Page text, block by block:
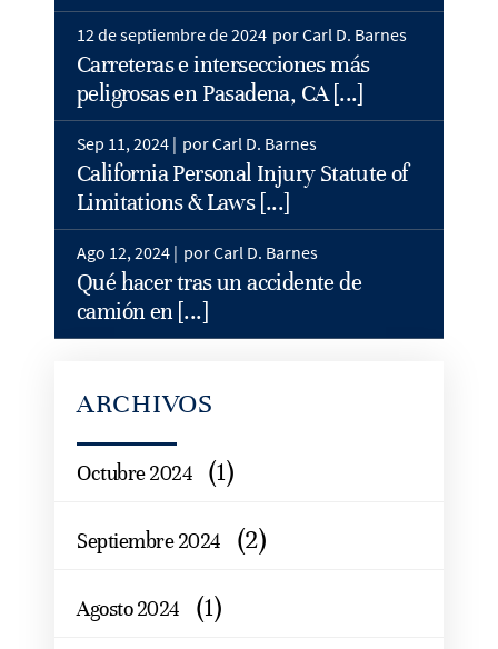
12 de septiembre de 2024 por Carl D. Barnes
Carreteras e intersecciones más
peligrosas en Pasadena, CA [...]
Sep 11, 2024 | por Carl D. Barnes
California Personal Injury Statute of
Limitations & Laws [...]
Ago 12, 2024 | por Carl D. Barnes
Qué hacer tras un accidente de
camión en [...]
ARCHIVOS
Octubre 2024 (1)
Septiembre 2024 (2)
Agosto 2024 (1)